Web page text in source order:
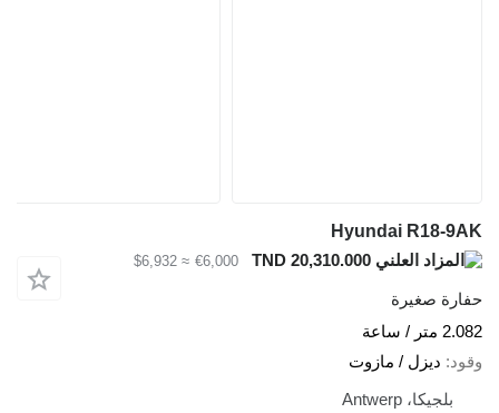
Hyundai R18-
TND 20,310.000
€6,000
≈ $6,932
صغيرة
/ ساعة
ديزل / مازوت
بلجيكا، Antwerp